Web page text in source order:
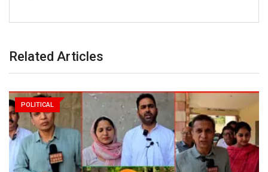
Related Articles
POLITICAL